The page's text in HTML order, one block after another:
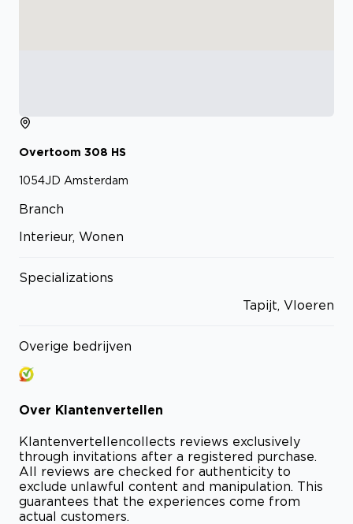
Overtoom 308 HS
1054JD Amsterdam
Branch
Interieur, Wonen
Specializations
Tapijt, Vloeren
Overige bedrijven
Over Klantenvertellen
Klantenvertellencollects reviews exclusively
through invitations after a registered purchase.
All reviews are checked for authenticity to
exclude unlawful content and manipulation. This
guarantees that the experiences come from
actual customers.